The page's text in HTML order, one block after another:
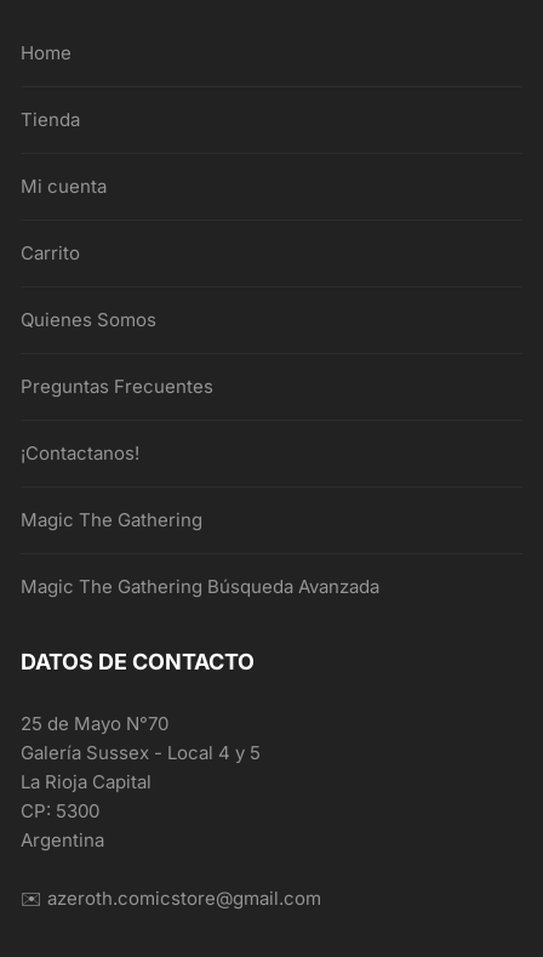
Home
Tienda
Mi cuenta
Carrito
Quienes Somos
Preguntas Frecuentes
¡Contactanos!
Magic The Gathering
Magic The Gathering Búsqueda Avanzada
DATOS DE CONTACTO
25 de Mayo N°70
Galería Sussex - Local 4 y 5
La Rioja Capital
CP: 5300
Argentina
✉️ azeroth.comicstore@gmail.com